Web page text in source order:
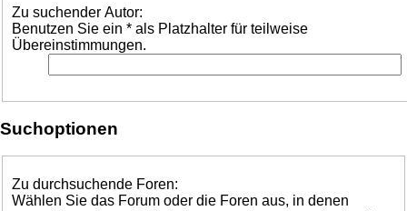
Zu suchender Autor:
Benutzen Sie ein * als Platzhalter für teilweise
Übereinstimmungen.
Suchoptionen
Zu durchsuchende Foren:
Wählen Sie das Forum oder die Foren aus, in denen